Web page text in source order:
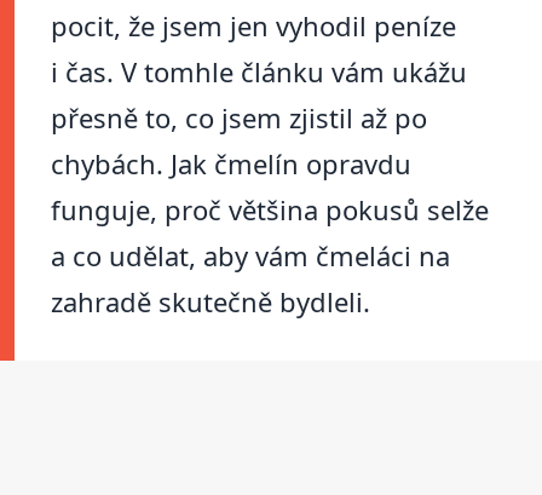
pocit, že jsem jen vyhodil peníze
i čas. V tomhle článku vám ukážu
přesně to, co jsem zjistil až po
chybách. Jak čmelín opravdu
funguje, proč většina pokusů selže
a co udělat, aby vám čmeláci na
zahradě skutečně bydleli.